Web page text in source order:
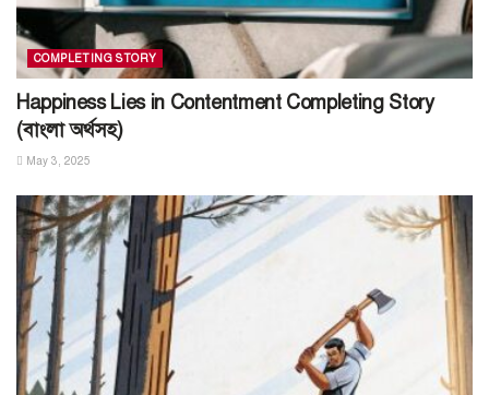
COMPLETING STORY
Happiness Lies in Contentment Completing Story
(বাংলা অর্থসহ)
May 3, 2025